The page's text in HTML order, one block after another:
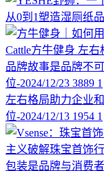
从0到1塑造湿厕纸
Cattle方牛健身 左右
品牌故事是品牌不
位-2024/12/23 3889 1
左右格局助力企业
位-2024/12/13 1954 1
主义破解珠宝首饰
包装是品牌与消费